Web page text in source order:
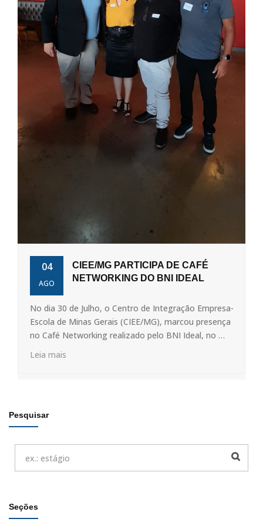
04
AGO
CIEE/MG PARTICIPA DE CAFÉ
NETWORKING DO BNI IDEAL
No dia 30 de Julho, o Centro de Integração Empresa-
Escola de Minas Gerais (CIEE/MG), marcou presença
no Café Networking realizado pelo BNI Ideal, no …
Leia mais
Pesquisar
Seções